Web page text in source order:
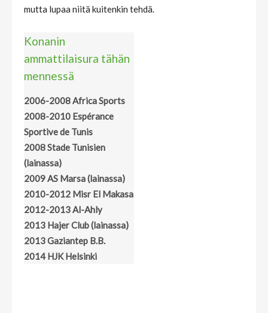
mutta lupaa niitä kuitenkin tehdä.
Konanin
ammattilaisura tähän
mennessä
2006-2008 Africa Sports
2008-2010 Espérance
Sportive de Tunis
2008 Stade Tunisien
(lainassa)
2009 AS Marsa (lainassa)
2010-2012 Misr El Makasa
2012-2013 Al-Ahly
2013 Hajer Club (lainassa)
2013 Gaziantep B.B.
2014 HJK Helsinki